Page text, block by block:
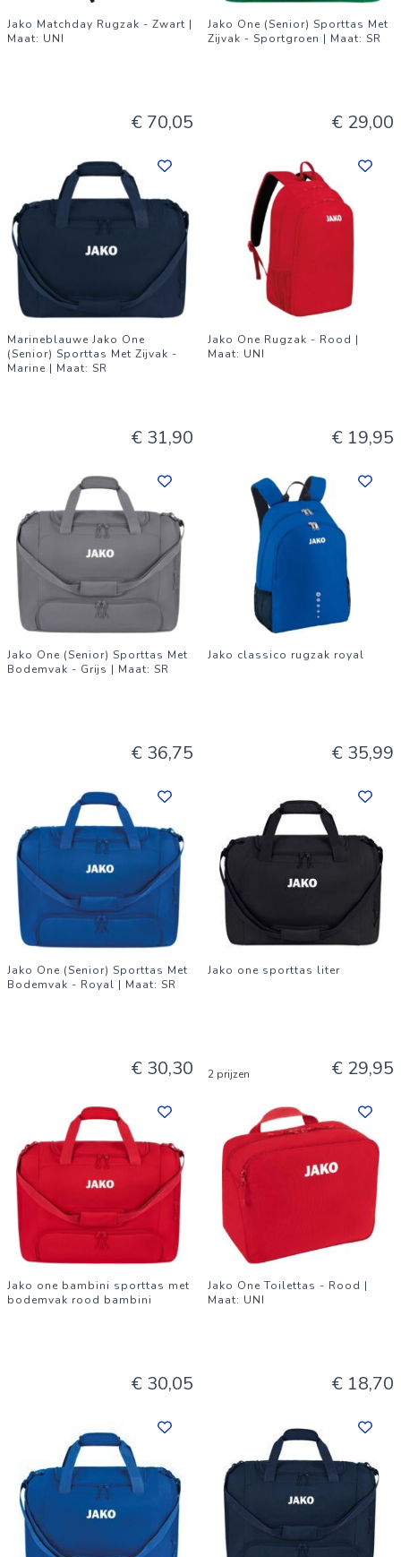
Jako Matchday Rugzak - Zwart |
Maat: UNI
€ 70,05
Jako One (Senior) Sporttas Met
Zijvak - Sportgroen | Maat: SR
€ 29,00
Marineblauwe Jako One
(Senior) Sporttas Met Zijvak -
Marine | Maat: SR
€ 31,90
Jako One Rugzak - Rood |
Maat: UNI
€ 19,95
Jako One (Senior) Sporttas Met
Bodemvak - Grijs | Maat: SR
€ 36,75
Jako classico rugzak royal
€ 35,99
Jako One (Senior) Sporttas Met
Bodemvak - Royal | Maat: SR
€ 30,30
Jako one sporttas liter
2 prijzen € 29,95
Jako one bambini sporttas met
bodemvak rood bambini
€ 30,05
Jako One Toilettas - Rood |
Maat: UNI
€ 18,70